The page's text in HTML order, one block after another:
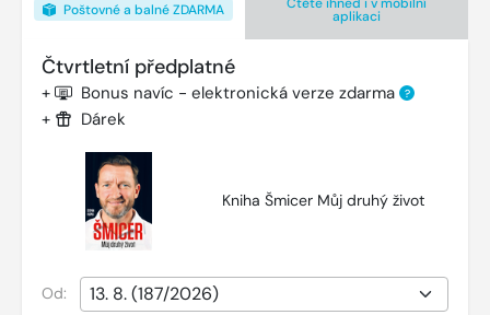
Poštovné a balné ZDARMA aplikaci
Čtvrtletní předplatné
+ Bonus navíc - elektronická verze zdarma ?
+ Dárek
Kniha Šmicer Můj druhý život
Od: